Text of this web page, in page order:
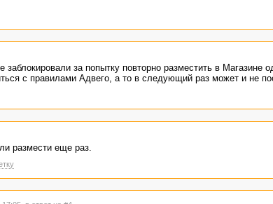
за попытку повторно разместить в Магазине
с правилами Адвего, а то в следующий раз может и не
размести еще раз.